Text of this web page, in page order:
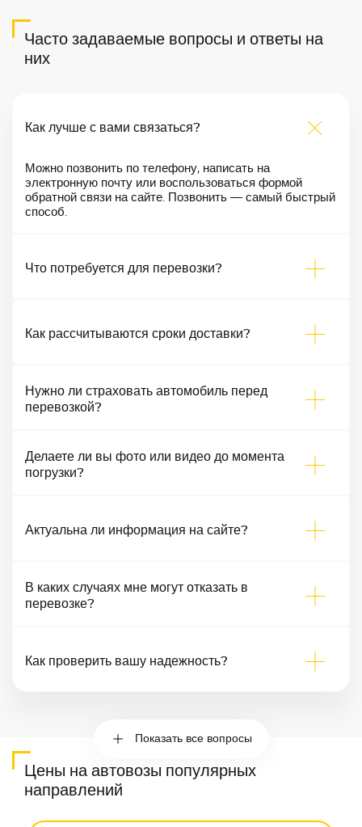
Часто задаваемые вопросы и ответы на
них
Как лучше с вами связаться?
Можно позвонить по телефону, написать на
электронную почту или воспользоваться формой
обратной связи на сайте. Позвонить — самый быстрый
способ.
Что потребуется для перевозки?
Как рассчитываются сроки доставки?
Нужно ли страховать автомобиль перед
перевозкой?
Делаете ли вы фото или видео до момента
погрузки?
Актуальна ли информация на сайте?
В каких случаях мне могут отказать в
перевозке?
Как проверить вашу надежность?
Показать все вопросы
Цены на автовозы популярных
направлений